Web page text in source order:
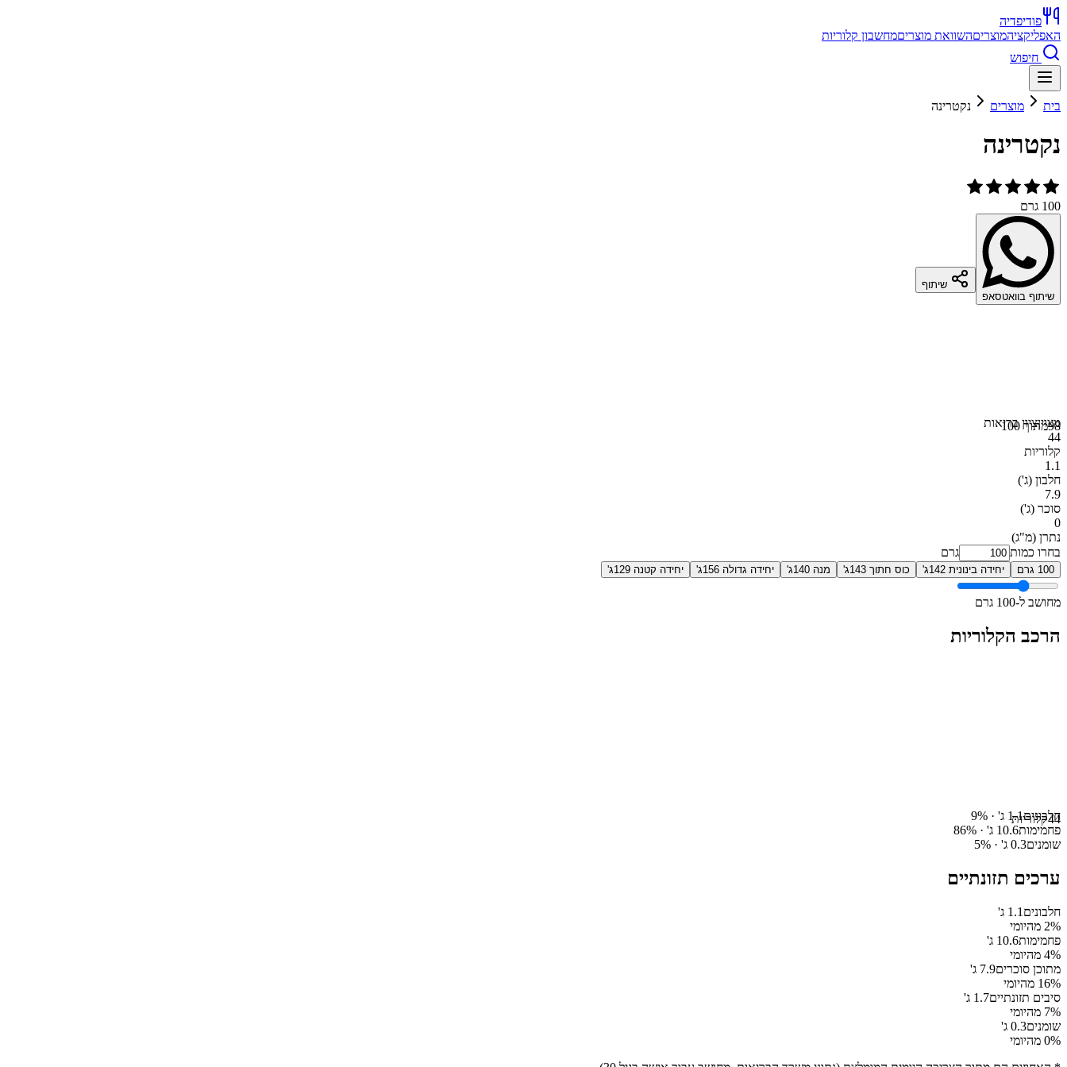
פודיפדיה
האפליקציהמוצריםהשוואת מוצריםמחשבון קלוריות
חיפוש
בית מוצרים נקטרינה
נקטרינה
100 גרם
שיתוף בוואטסאפ
שיתוף
98מתוך 100מצויןציון בריאות
44
קלוריות
1.1
חלבון (ג')
7.9
סוכר (ג')
0
נתרן (מ"ג)
בחרו כמות
גרם
100 גרם יחידה בינונית 142ג' כוס חתוך 143ג' מנה 140ג' יחידה גדולה 156ג' יחידה קטנה 129ג'
מחושב ל-100 גרם
הרכב הקלוריות
44קלוריות
חלבונים1.1 ג' · 9%
פחמימות10.6 ג' · 86%
שומנים0.3 ג' · 5%
ערכים תזונתיים
חלבונים 1.1 ג'
2% מהיומי
פחמימות10.6 ג'
4% מהיומי
מתוכן סוכרים7.9 ג'
16% מהיומי
סיבים תזונתיים1.7 ג'
7% מהיומי
שומנים0.3 ג'
0% מהיומי